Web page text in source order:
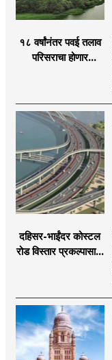
१८ वर्षांनंतर पवई तलाव
परिसराचा होणार
सुरुवात;
दहिसर-भाईंदर कोस्टल
रोड विस्तार प्रकल्पासाठी
मंजुरीची प्रतीक्षा